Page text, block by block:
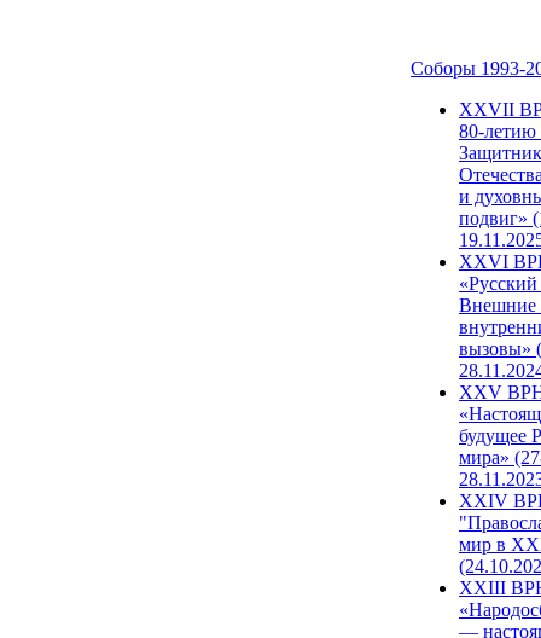
Соборы 1993-
ХХVII
80-
и
подвиг»
XXVI
Внешние
вызовы»
XXV
будущее
мира»
XXIV
мир в
XXIII
—